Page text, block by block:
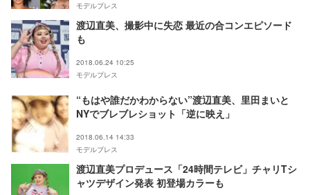
モデルプレス
渡辺直美、撮影中に失恋 最近の合コンエピソード
も
2018.06.24 10:25
モデルプレス
“もはや誰だかわからない”渡辺直美、里田まいと
NYでブレブレショット「逆に映え」
2018.06.14 14:33
モデルプレス
渡辺直美プロデュース「24時間テレビ」チャリTシ
ャツデザイン発表 初登場カラーも